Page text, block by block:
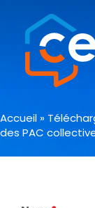
Accueil »
des PAC